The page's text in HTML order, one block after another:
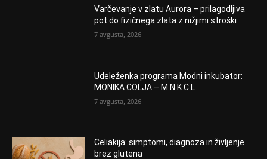
Varčevanje v zlatu Aurora – prilagodljiva
pot do fizičnega zlata z nižjimi stroški
7 avgusta, 2026
Udeleženka programa Modni inkubator:
MONIKA COLJA – M N K C L
7 avgusta, 2026
Celiakija: simptomi, diagnoza in življenje
brez glutena